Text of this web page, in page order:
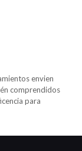
envien
comprendidos
para